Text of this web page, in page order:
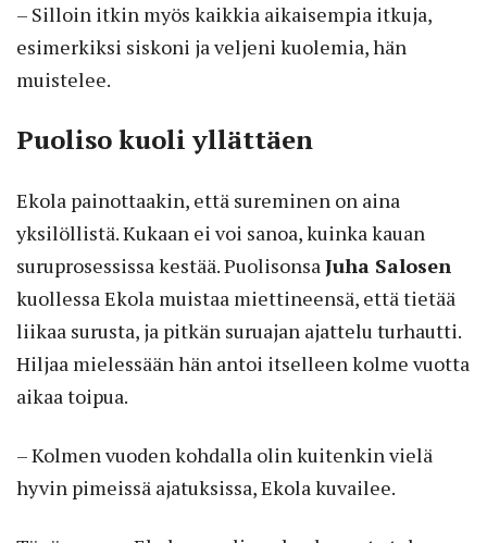
– Silloin itkin myös kaikkia aikaisempia itkuja,
esimerkiksi siskoni ja veljeni kuolemia, hän
muistelee.
Puoliso kuoli yllättäen
Ekola painottaakin, että sureminen on aina
yksilöllistä. Kukaan ei voi sanoa, kuinka kauan
suruprosessissa kestää. PuolisonsaJuha Salosen
kuollessa Ekola muistaa miettineensä, että tietää
liikaa surusta, ja pitkän suruajan ajattelu turhautti.
Hiljaa mielessään hän antoi itselleen kolme vuotta
aikaa toipua.
– Kolmen vuoden kohdalla olin kuitenkin vielä
hyvin pimeissä ajatuksissa, Ekola kuvailee.